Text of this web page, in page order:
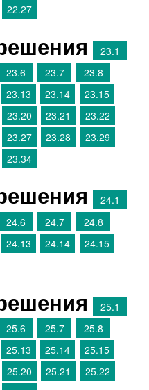
22.27
23.1
23.6 23.7
23.8
23.13 23.14
23.15
23.20 23.21
23.22
23.27 23.28
23.29
23.34
24.1
24.6 24.7
24.8
24.13 24.14
24.15
25.1
25.6 25.7
25.8
25.13 25.14
25.15
25.20 25.21
25.22